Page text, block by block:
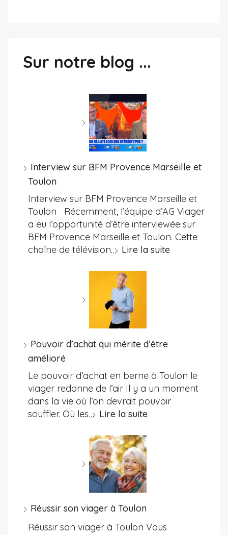
Sur notre blog ...
Interview sur BFM Provence Marseille et
Toulon
Interview sur BFM Provence Marseille et
Toulon Récemment, l’équipe d’AG Viager
a eu l’opportunité d’être interviewée sur
BFM Provence Marseille et Toulon. Cette
chaîne de télévision… Lire la suite
Pouvoir d’achat qui mérite d’être
amélioré
Le pouvoir d’achat en berne à Toulon le
viager redonne de l’air Il y a un moment
dans la vie où l’on devrait pouvoir
souffler. Où les… Lire la suite
Réussir son viager à Toulon
Réussir son viager à Toulon Vous